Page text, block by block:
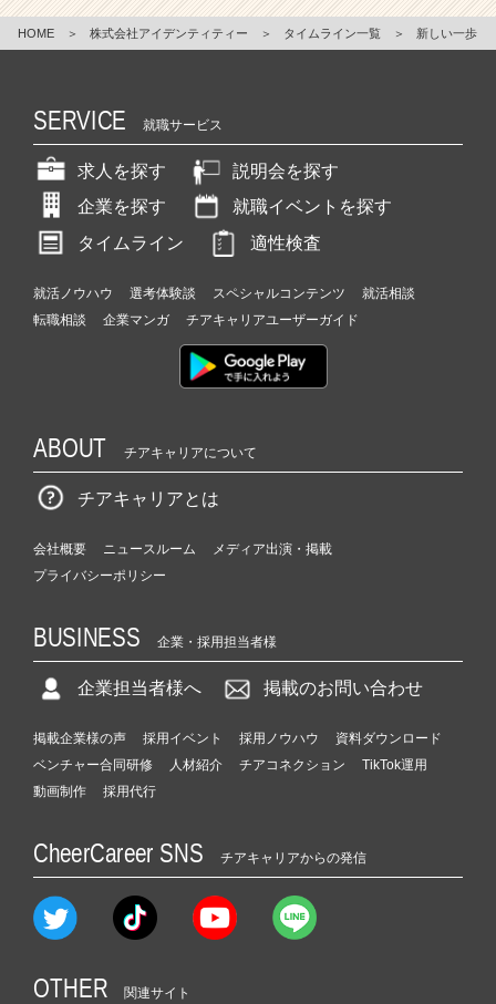
HOME ＞ 株式会社アイデンティティー ＞ タイムライン一覧 ＞ 新しい一歩
SERVICE 就職サービス
求人を探す
説明会を探す
企業を探す
就職イベントを探す
タイムライン
適性検査
就活ノウハウ 選考体験談 スペシャルコンテンツ
就活相談
転職相談
企業マンガ チアキャリアユーザーガイド
ABOUT チアキャリアについて
チアキャリアとは
会社概要 ニュースルーム
メディア出演・掲載
プライバシーポリシー
BUSINESS 企業・採用担当者様
企業担当者様へ 掲載のお問い合わせ
掲載企業様の声 採用イベント 採用ノウハウ
資料ダウンロード
ベンチャー合同研修
人材紹介 チアコネクション
TikTok運用
動画制作
採用代行
CheerCareer SNS チアキャリアからの発信
OTHER 関連サイト